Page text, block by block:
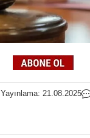
Yayınlama: 21.08.2025